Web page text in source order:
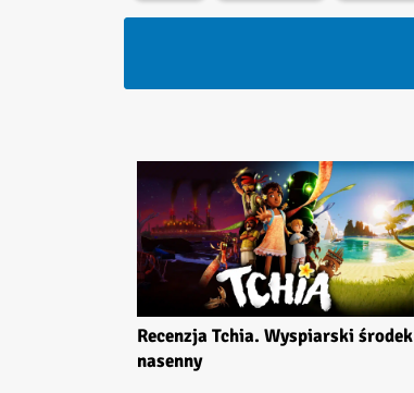
Recenzja Tchia. Wyspiarski środek
nasenny